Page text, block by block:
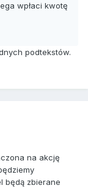
wpłaci kwotę
podtekstów.
na akcję
będą zbierane